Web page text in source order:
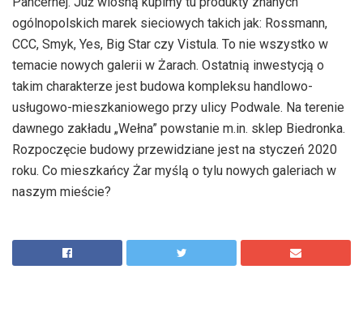
ogólnopolskich marek sieciowych takich jak: Rossmann,
CCC, Smyk, Yes, Big Star czy Vistula. To nie wszystko w
temacie nowych galerii w Żarach. Ostatnią inwestycją o
takim charakterze jest budowa kompleksu handlowo-
usługowo-mieszkaniowego przy ulicy Podwale. Na terenie
dawnego zakładu „Wełna” powstanie m.in. sklep Biedronka.
Rozpoczęcie budowy przewidziane jest na styczeń 2020
roku. Co mieszkańcy Żar myślą o tylu nowych galeriach w
naszym mieście?